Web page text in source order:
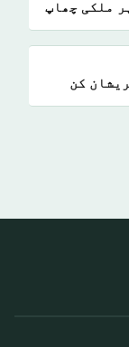
ملکی چھاپ
کن